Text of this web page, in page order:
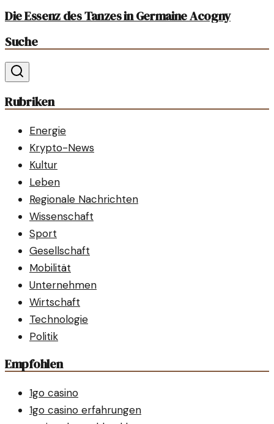
Die Essenz des Tanzes in Germaine Acogny
Suche
Rubriken
Energie
Krypto-News
Kultur
Leben
Regionale Nachrichten
Wissenschaft
Sport
Gesellschaft
Mobilität
Unternehmen
Wirtschaft
Technologie
Politik
Empfohlen
1go casino
1go casino erfahrungen